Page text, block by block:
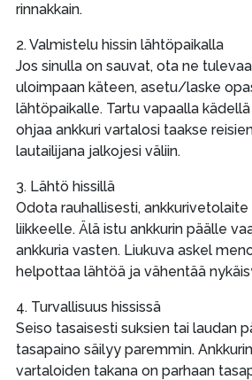
rinnakkain.
2. Valmistelu hissin lähtöpaikalla
Jos sinulla on sauvat, ota ne
uloimpaan käteen, asetu/laske
lähtöpaikalle. Tartu vapaalla
ohjaa ankkuri vartalosi taakse
lautailijana jalkojesi väliin.
3. Lähtö hissillä
Odota rauhallisesti,
liikkeelle. Älä istu ankkurin päälle
ankkuria vasten. Liukuva askel
helpottaa lähtöä ja vähentää
4. Turvallisuus hississä
Seiso tasaisesti suksien tai laudan
tasapaino säilyy paremmin.
vartaloiden takana on parhaan